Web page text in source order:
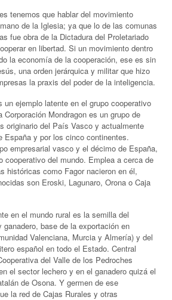
tenemos que hablar del movimiento
de la Iglesia; ya que lo de las comunas
fue obra de la Dictadura del Proletariado
en libertad. Si un movimiento dentro
la economía de la cooperación, ese es sin
una orden jerárquica y militar que hizo
la praxis del poder de la inteligencia.
un ejemplo latente en el grupo cooperativo
Corporación Mondragon​ es un grupo de
originario del País Vasco y actualmente
España y por los cinco continentes.
empresarial vasco y el décimo de España,
cooperativo del mundo.​ Emplea a cerca de
históricas como Fagor nacieron en él,
son Eroski, Lagunaro, Orona o Caja
en el mundo rural es la semilla del
base de la exportación en
Valenciana, Murcia y Almería) y del
español en todo el Estado. Central
del Valle de los Pedroches
el sector lechero y en el ganadero quizá el
de Osona. Y germen de ese
la red de Cajas Rurales y otras